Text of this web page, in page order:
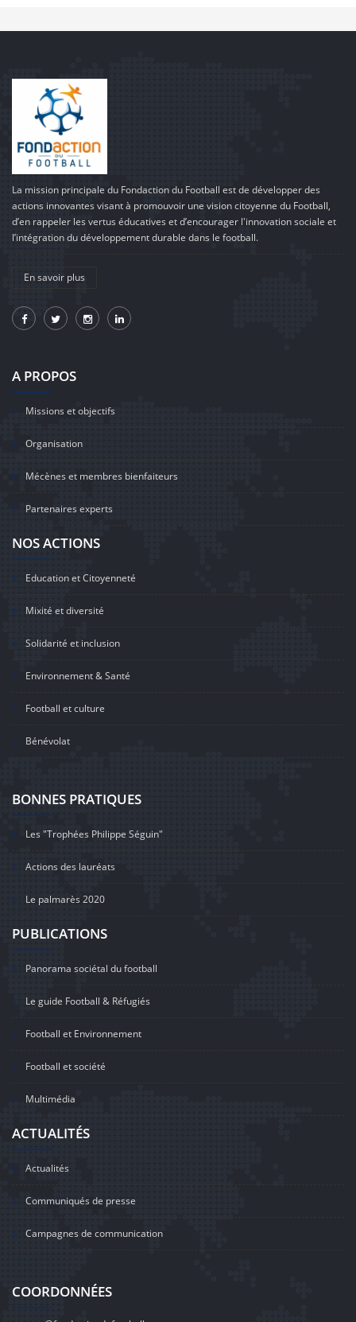
La mission principale du Fondaction du Football est de développer des
actions innovantes visant à promouvoir une vision citoyenne du Football,
d’en rappeler les vertus éducatives et d’encourager l'innovation sociale et
l’intégration du développement durable dans le football.
En savoir plus
A PROPOS
Missions et objectifs
Organisation
Mécènes et membres bienfaiteurs
Partenaires experts
NOS ACTIONS
Education et Citoyenneté
Mixité et diversité
Solidarité et inclusion
Environnement & Santé
Football et culture
Bénévolat
BONNES PRATIQUES
Les "Trophées Philippe Séguin"
Actions des lauréats
Le palmarès 2020
PUBLICATIONS
Panorama sociétal du football
Le guide Football & Réfugiés
Football et Environnement
Football et société
Multimédia
ACTUALITÉS
Actualités
Communiqués de presse
Campagnes de communication
COORDONNÉES